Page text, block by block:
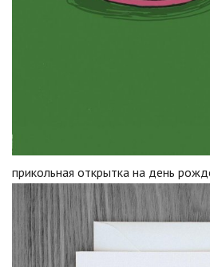
прикольная открытка на день